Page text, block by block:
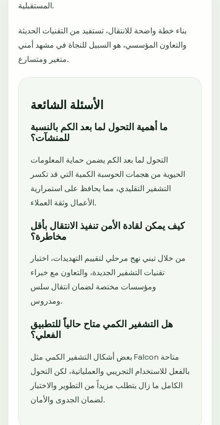
المستقبلية.
بناء خطة واضحة للانتقال، تستفيد من التقنيات الحديثة
والتعاون المؤسسي، هو السبيل للنجاة في مشهد أمني
متغير ومتسارع.
الأسئلة الشائعة
ما أهمية التحول لما بعد الكم بالنسبة
للمنشآت؟
التحول لما بعد الكم يضمن حماية المعلومات
الحيوية من هجمات الحوسبة الكمية التي قد تكسر
التشفير التقليدي، مما يحافظ على استمرارية
الأعمال وثقة العملاء.
كيف يمكن لقادة الأمن تنفيذ الانتقال بأقل
مخاطرة؟
من خلال تبني نهج مرحلي لتقييم التهديدات، اختبار
تقنيات التشفير الجديدة، والتعاون مع خبراء
ومؤسسات مختصة لضمان انتقال سلس
ومدروس.
هل التشفير الكمي متاح حالياً للتطبيق
الفعلي؟
بعض أشكال التشفير الكمي مثل Falcon متاحة
بالفعل للاستخدام التجريبي والعملياتية، لكن التحول
الكامل ما زال يتطلب مزيداً من التطوير والاختبار
لضمان الجدوى والأمان.